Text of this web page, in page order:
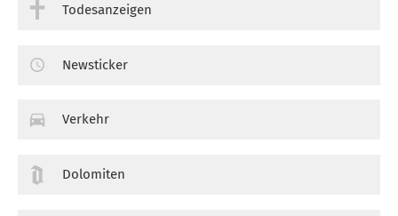
Todesanzeigen
Newsticker
Verkehr
Dolomiten